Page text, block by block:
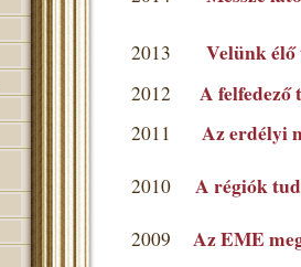
2013 Velünk
2012 A felfedező
2011 Az erdélyi
2010 A régiók
2009 Az EME